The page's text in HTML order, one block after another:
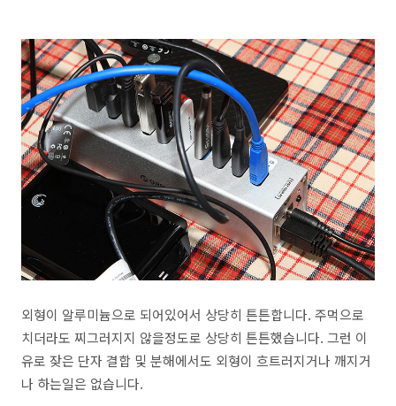
외형이 알루미늄으로 되어있어서 상당히 튼튼합니다. 주먹으로
치더라도 찌그러지지 않을정도로 상당히 튼튼했습니다. 그런 이
유로 잦은 단자 결합 및 분해에서도 외형이 흐트러지거나 깨지거
나 하는일은 없습니다.